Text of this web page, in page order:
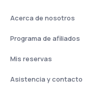
Acerca de nosotros
Programa de afiliados
Mis reservas
Asistencia y contacto